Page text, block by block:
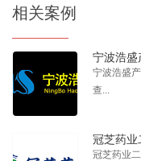
相关案例
宁波浩盛
宁波浩盛
查...
冠芝药业
冠芝药业